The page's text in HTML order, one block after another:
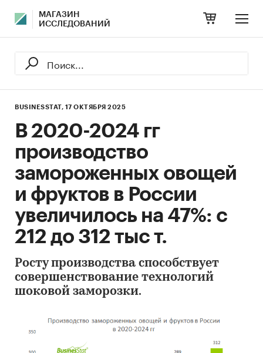
МАГАЗИН
ИССЛЕДОВАНИЙ
BUSINESSTAT, 17 ОКТЯБРЯ 2025
В 2020-2024 гг
производство
замороженных овощей
и фруктов в России
увеличилось на 47%: с
212 до 312 тыс т.
Росту производства способствует
совершенствование технологий
шоковой заморозки.